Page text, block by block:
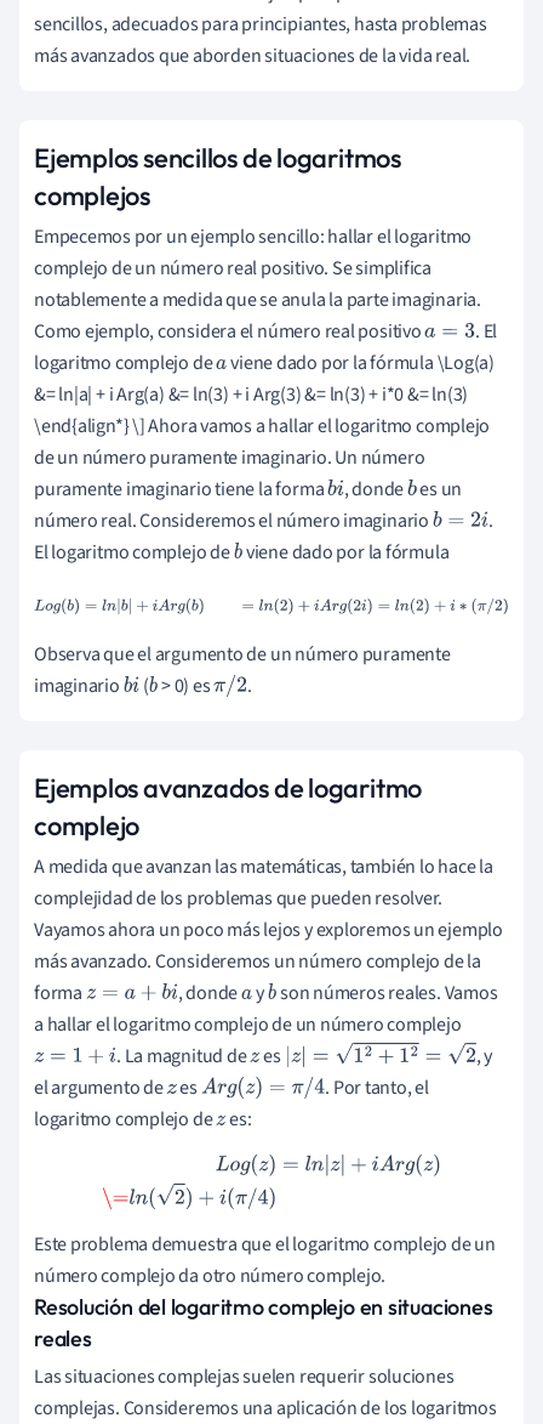
r
t
3
π
/
4
)
=
0
,
3
5
+
2
,
6
i(
a
x
.)
sencillos, adecuados para principiantes, hasta problemas
más avanzados que aborden situaciones de la vida real.
Ejemplos sencillos de logaritmos
complejos
Empecemos por un ejemplo sencillo: hallar el logaritmo
complejo de un número real positivo. Se simplifica
notablemente a medida que se anula la parte imaginaria.
Como ejemplo, considera el número real positivoa=3
. El
logaritmo complejo deaviene dado por la fórmula \Log(a)
&= ln|a| + i Arg(a) &= ln(3) + i Arg(3) &= ln(3) + i*0 &= ln(3)
\end{align*} \] Ahora vamos a hallar el logaritmo complejo
de un número puramente imaginario. Un número
puramente imaginario tiene la formabi, dondebes un
número real. Consideremos el número imaginariob =2i
.
El logaritmo complejo debviene dado por la fórmula
Log(b)=ln|b|+iAr =ln(2)+iArg(2i)=ln (2)+i∗(π/2)
Observa que el argumento de un número puramente
imaginariobi (b> 0) esπ/2 .
Ejemplos avanzados de logaritmo
complejo
A medida que avanzan las matemáticas, también lo hace la
complejidad de los problemas que pueden resolver.
Vayamos ahora un poco más lejos y exploremos un ejemplo
más avanzado. Consideremos un número complejo de la
formaz=a+ bi , dondeaybson números reales. Vamos
a hallar el logaritmo complejo de un número complejo
z=1+ i . La magnitud dezes z| 12 +12=2
, y
el argumento dezesArg(z)=π /4
. Por tanto, el
logaritmo complejo dezes:
n|z|+iArg z)\=ln(2) +i( π/4)
Este problema demuestra que el logaritmo complejo de un
número complejo da otro número complejo.
Resolución del logaritmo complejo en situaciones
reales
Las situaciones complejas suelen requerir soluciones
complejas. Consideremos una aplicación de los logaritmos